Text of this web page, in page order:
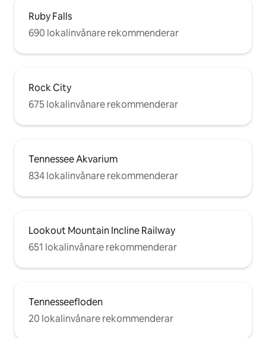
Ruby Falls
690 lokalinvånare rekommenderar
Rock City
675 lokalinvånare rekommenderar
Tennessee Akvarium
834 lokalinvånare rekommenderar
Lookout Mountain Incline Railway
651 lokalinvånare rekommenderar
Tennesseefloden
20 lokalinvånare rekommenderar